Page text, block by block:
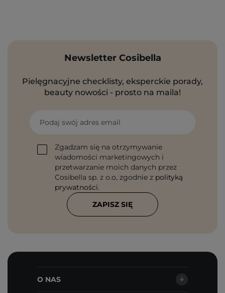
Newsletter Cosibella
Pielęgnacyjne checklisty, eksperckie porady,
beauty nowości - prosto na maila!
Podaj swój adres email
Zgadzam się na otrzymywanie
wiadomości marketingowych i
przetwarzanie moich danych przez
Cosibella sp. z o.o, zgodnie z polityką
prywatności.
ZAPISZ SIĘ
O NAS